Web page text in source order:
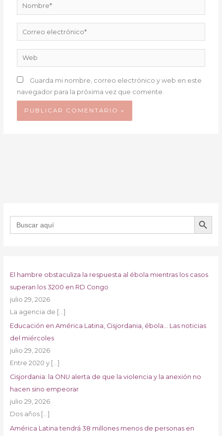
Nombre*
Correo
electrónico*
Web
Guarda mi nombre, correo electrónico y web en este
navegador para la próxima vez que comente.
Buscar: BOTÓN DE
El hambre obstaculiza la respuesta al ébola mientras los casos
superan los 3200 en RD Congo
julio 29, 2026
La agencia de […]
Educación en América Latina, Cisjordania, ébola… Las noticias
del miércoles
julio 29, 2026
Entre 2020 y […]
Cisjordania: la ONU alerta de que la violencia y la anexión no
hacen sino empeorar
julio 29, 2026
Dos años […]
América Latina tendrá 38 millones menos de personas en